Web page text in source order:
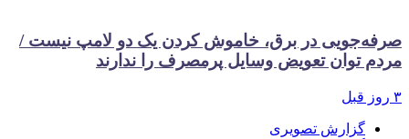
در برق، خاموش کردن یک دو لامپ نیست /
تعویض وسایل پرمصرف را ندارند
تصویری